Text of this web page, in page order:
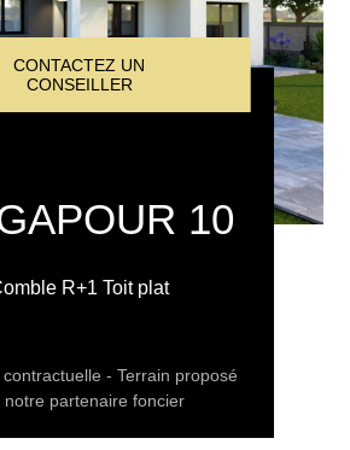
CONTACTEZ UN
CONSEILLER
10
R+1 Toit plat
- Terrain proposé
notre partenaire foncier